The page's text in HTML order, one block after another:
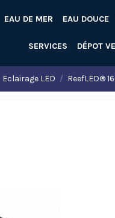
EAU DE MER EAU DOUCE
SERVICES DÉPOT
Eclairage LED ReefLED®